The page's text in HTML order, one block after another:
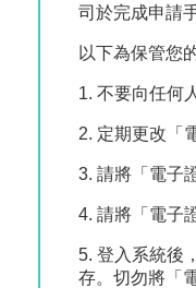
司於完成申請
以下為保管您
1. 不要向任何
2. 定期更改「
3. 請將「電子
4. 請將「電子
5. 登入系統後
存。切勿將「